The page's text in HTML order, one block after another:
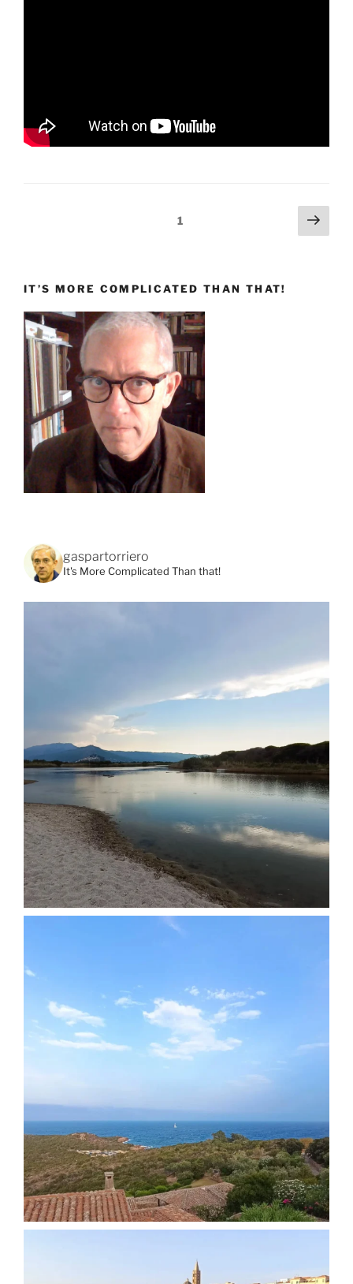
Pagina1
IT’S MORE COMPLICATED THAN THAT!
gaspartorriero
It's More Complicated Than that!